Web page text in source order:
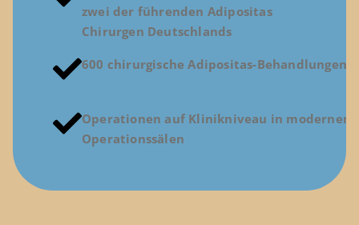
zwei der führenden Adipositas
Chirurgen Deutschlands
600 chirurgische Adipositas-Behandlungen
Operationen auf Klinikniveau in modernen
Operationssälen